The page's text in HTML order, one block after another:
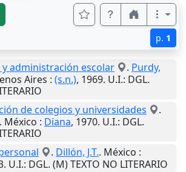
p. 1
administración escolar . Purdy,
Aires : (s.n.), 1969. U.I.: DGL.
de colegios y universidades
.
. México : Diana, 1970. U.I.: DGL.
. Dillón, J.T.. México :
. U.I.: DGL. (M) TEXTO NO LITERARIO